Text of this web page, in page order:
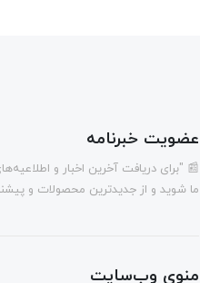
عضویت خبرنامه
📰 "برای دریافت آخرین اخبار و
ما شوید و از جدیدترین محصولات و
منوی وب‌سایت